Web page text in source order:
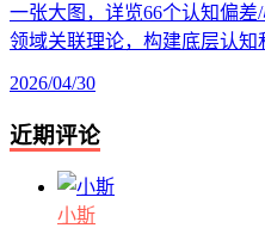
一张大图，详览66个认知偏
领域关联理论，构建底层认知
2026/04/30
近期评论
小斯